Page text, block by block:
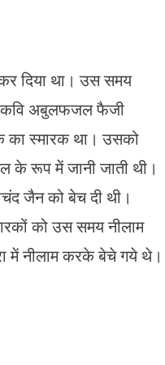
दिया था। उस समय
कवि अबुलफजल फैजी
का स्मारक था। उसको
के रूप में जानी जाती थी।
जैन को बेच दी थी।
को उस समय नीलाम
में नीलाम करके बेचे गये थे।